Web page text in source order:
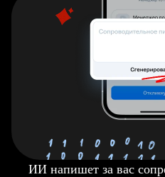
ИИ напишет за вас